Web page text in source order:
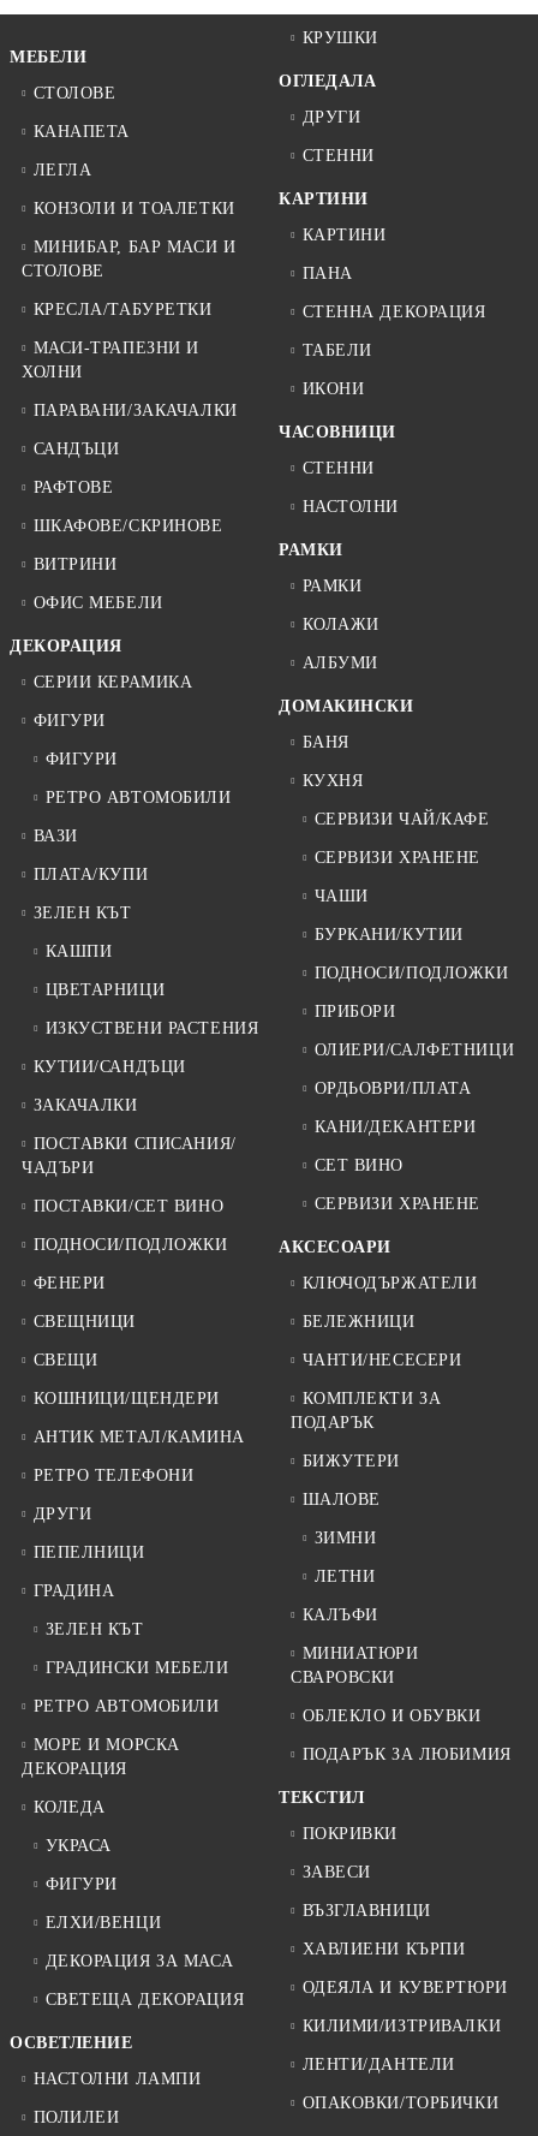
МЕБЕЛИ
СТОЛОВЕ
КАНАПЕТА
ЛЕГЛА
КОНЗОЛИ И ТОАЛЕТКИ
МИНИБАР, БАР МАСИ И
СТОЛОВЕ
КРЕСЛА/ТАБУРЕТКИ
МАСИ-ТРАПЕЗНИ И
ХОЛНИ
ПАРАВАНИ/ЗАКАЧАЛКИ
САНДЪЦИ
РАФТОВЕ
ШКАФОВЕ/СКРИНОВЕ
ВИТРИНИ
ОФИС МЕБЕЛИ
ДЕКОРАЦИЯ
СЕРИИ КЕРАМИКА
ФИГУРИ
ФИГУРИ
РЕТРО АВТОМОБИЛИ
ВАЗИ
ПЛАТА/КУПИ
ЗЕЛЕН КЪТ
КАШПИ
ЦВЕТАРНИЦИ
ИЗКУСТВЕНИ РАСТЕНИЯ
КУТИИ/САНДЪЦИ
ЗАКАЧАЛКИ
ПОСТАВКИ СПИСАНИЯ/
ЧАДЪРИ
ПОСТАВКИ/СЕТ ВИНО
ПОДНОСИ/ПОДЛОЖКИ
ФЕНЕРИ
СВЕЩНИЦИ
СВЕЩИ
КОШНИЦИ/ЩЕНДЕРИ
АНТИК МЕТАЛ/КАМИНА
РЕТРО ТЕЛЕФОНИ
ДРУГИ
ПЕПЕЛНИЦИ
ГРАДИНА
ЗЕЛЕН КЪТ
ГРАДИНСКИ МЕБЕЛИ
РЕТРО АВТОМОБИЛИ
МОРЕ И МОРСКА
ДЕКОРАЦИЯ
КОЛЕДА
УКРАСА
ФИГУРИ
ЕЛХИ/ВЕНЦИ
ДЕКОРАЦИЯ ЗА МАСА
СВЕТЕЩА ДЕКОРАЦИЯ
ОСВЕТЛЕНИЕ
НАСТОЛНИ ЛАМПИ
ПОЛИЛЕИ
КРУШКИ
ОГЛЕДАЛА
ДРУГИ
СТЕННИ
КАРТИНИ
КАРТИНИ
ПАНА
СТЕННА ДЕКОРАЦИЯ
ТАБЕЛИ
ИКОНИ
ЧАСОВНИЦИ
СТЕННИ
НАСТОЛНИ
РАМКИ
РАМКИ
КОЛАЖИ
АЛБУМИ
ДОМАКИНСКИ
БАНЯ
КУХНЯ
СЕРВИЗИ ЧАЙ/КАФЕ
СЕРВИЗИ ХРАНЕНЕ
ЧАШИ
БУРКАНИ/КУТИИ
ПОДНОСИ/ПОДЛОЖКИ
ПРИБОРИ
ОЛИЕРИ/САЛФЕТНИЦИ
ОРДЬОВРИ/ПЛАТА
КАНИ/ДЕКАНТЕРИ
СЕТ ВИНО
СЕРВИЗИ ХРАНЕНЕ
АКСЕСОАРИ
КЛЮЧОДЪРЖАТЕЛИ
БЕЛЕЖНИЦИ
ЧАНТИ/НЕСЕСЕРИ
КОМПЛЕКТИ ЗА
ПОДАРЪК
БИЖУТЕРИ
ШАЛОВЕ
ЗИМНИ
ЛЕТНИ
КАЛЪФИ
МИНИАТЮРИ
СВАРОВСКИ
ОБЛЕКЛО И ОБУВКИ
ПОДАРЪК ЗА ЛЮБИМИЯ
ТЕКСТИЛ
ПОКРИВКИ
ЗАВЕСИ
ВЪЗГЛАВНИЦИ
ХАВЛИЕНИ КЪРПИ
ОДЕЯЛА И КУВЕРТЮРИ
КИЛИМИ/ИЗТРИВАЛКИ
ЛЕНТИ/ДАНТЕЛИ
ОПАКОВКИ/ТОРБИЧКИ